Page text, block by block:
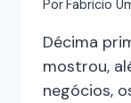
PorFabricio
Décima
mostrou,
negócios,